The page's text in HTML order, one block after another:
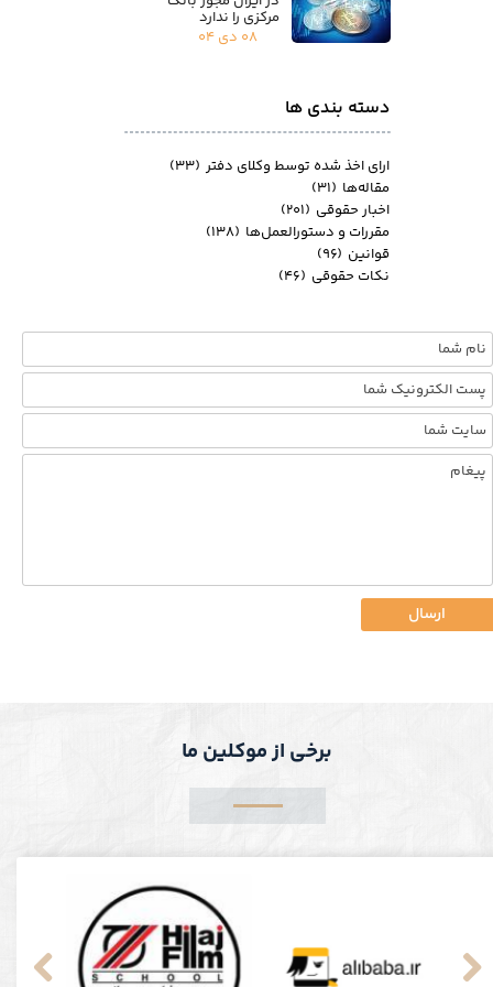
ارسال
دسته بندی ها
مرکزی را ندارد
۰۸ دی ۰۴
ارای اخذ شده توسط وکلای دفتر (۳۳)
مقاله‌ها (۳۱)
اخبار حقوقی (۲۰۱)
مقررات و دستورالعمل‌ها (۱۳۸)
قوانین (۹۶)
نکات حقوقی (۴۶)
برخی از موکلین ما